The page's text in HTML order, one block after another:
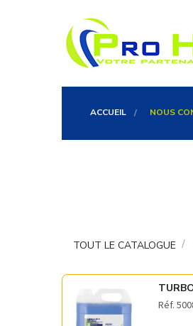
ACCUEIL NOUS
TOUT LE CATALOGUE
Réf.